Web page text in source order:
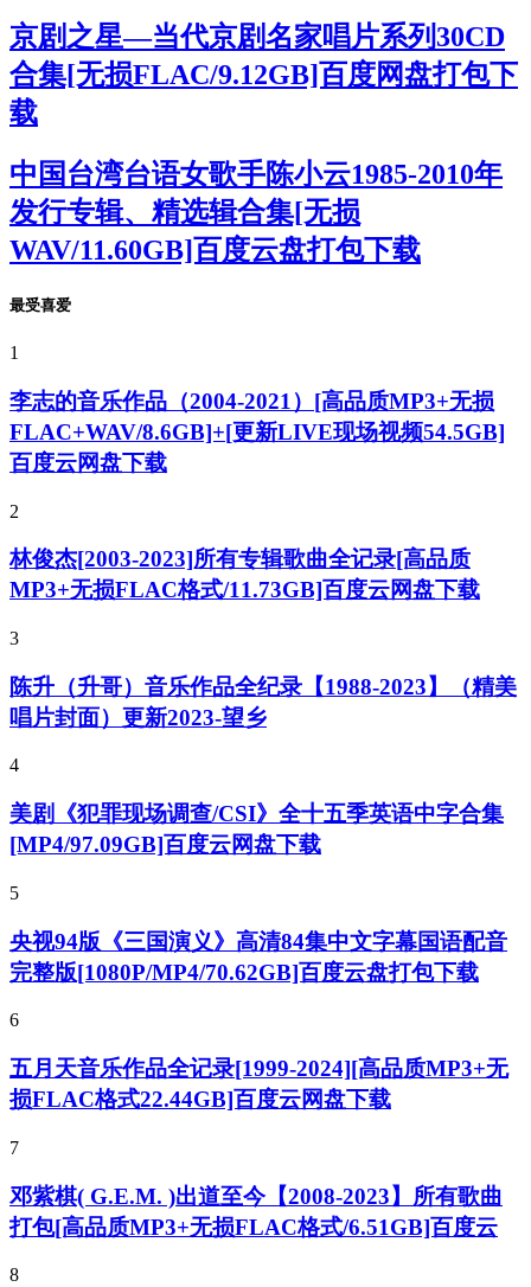
京剧之星—当代京剧名家唱片系列30CD
合集[无损FLAC/9.12GB]百度网盘打包下
载
中国台湾台语女歌手陈小云1985-2010年
发行专辑、精选辑合集[无损
WAV/11.60GB]百度云盘打包下载
最受喜爱
1
李志的音乐作品（2004-2021）[高品质MP3+无损
FLAC+WAV/8.6GB]+[更新LIVE现场视频54.5GB]
百度云网盘下载
2
林俊杰[2003-2023]所有专辑歌曲全记录[高品质
MP3+无损FLAC格式/11.73GB]百度云网盘下载
3
陈升（升哥）音乐作品全纪录【1988-2023】（精美
唱片封面）更新2023-望乡
4
美剧《犯罪现场调查/CSI》全十五季英语中字合集
[MP4/97.09GB]百度云网盘下载
5
央视94版《三国演义》高清84集中文字幕国语配音
完整版[1080P/MP4/70.62GB]百度云盘打包下载
6
五月天音乐作品全记录[1999-2024][高品质MP3+无
损FLAC格式22.44GB]百度云网盘下载
7
邓紫棋( G.E.M. )出道至今【2008-2023】所有歌曲
打包[高品质MP3+无损FLAC格式/6.51GB]百度云
8